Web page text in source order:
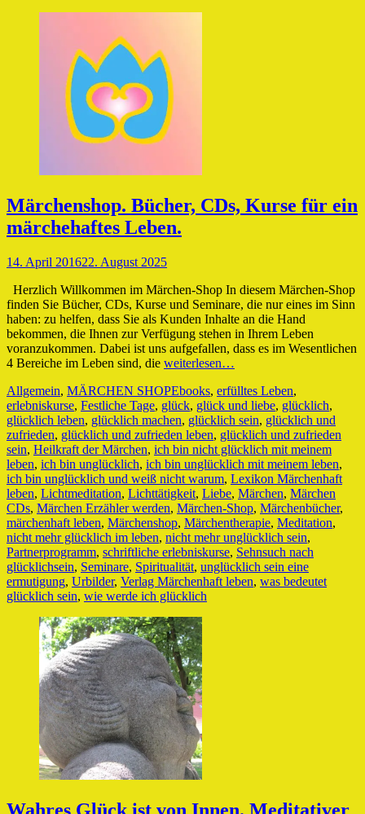
Märchenshop. Bücher, CDs, Kurse für ein
märchehaftes Leben.
Veröffentlicht
14. April 201622. August 2025
Herzlich Willkommen im Märchen-Shop In diesem Märchen-Shop
finden Sie Bücher, CDs, Kurse und Seminare, die nur eines im Sinn
haben: zu helfen, dass Sie als Kunden Inhalte an die Hand
bekommen, die Ihnen zur Verfügung stehen in Ihrem Leben
voranzukommen. Dabei ist uns aufgefallen, dass es im Wesentlichen
4 Bereiche im Leben sind, die weiterlesen…
Kategorien
Allgemein, MÄRCHEN SHOPSchlagworte
Ebooks, erfülltes Leben,
erlebniskurse, Festliche Tage, glück, glück und liebe, glücklich,
glücklich leben, glücklich machen, glücklich sein, glücklich und
zufrieden, glücklich und zufrieden leben, glücklich und zufrieden
sein, Heilkraft der Märchen, ich bin nicht glücklich mit meinem
leben, ich bin unglücklich, ich bin unglücklich mit meinem leben,
ich bin unglücklich und weiß nicht warum, Lexikon Märchenhaft
leben, Lichtmeditation, Lichttätigkeit, Liebe, Märchen, Märchen
CDs, Märchen Erzähler werden, Märchen-Shop, Märchenbücher,
märchenhaft leben, Märchenshop, Märchentherapie, Meditation,
nicht mehr glücklich im leben, nicht mehr unglücklich sein,
Partnerprogramm, schriftliche erlebniskurse, Sehnsuch nach
glücklichsein, Seminare, Spiritualität, unglücklich sein eine
ermutigung, Urbilder, Verlag Märchenhaft leben, was bedeutet
glücklich sein, wie werde ich glücklich